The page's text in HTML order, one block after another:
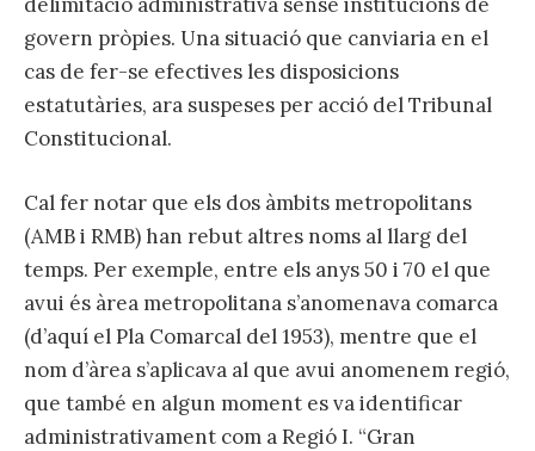
govern pròpies. Una situació que canviaria en el
cas de fer-se efectives les disposicions
estatutàries, ara suspeses per acció del Tribunal
Constitucional.
Cal fer notar que els dos àmbits metropolitans
(AMB i RMB) han rebut altres noms al llarg del
temps. Per exemple, entre els anys 50 i 70 el que
avui és àrea metropolitana s’anomenava comarca
(d’aquí el Pla Comarcal del 1953), mentre que el
nom d’àrea s’aplicava al que avui anomenem regió,
que també en algun moment es va identificar
administrativament com a Regió I. “Gran